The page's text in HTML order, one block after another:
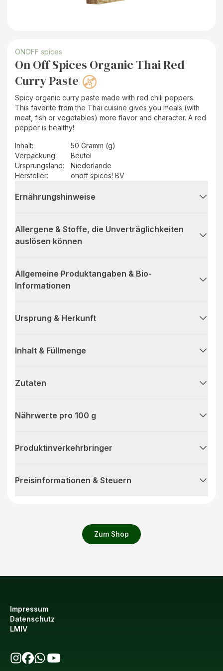
Zum Shop
ONOFF spices
On Off Spices Organic Thai Red
Curry Paste
Spicy organic curry paste made with red chili peppers.
This favorite from the Thai cuisine gives you meals (with
meat, fish or vegetables) more flavor and character. A red
pepper is healthy!
Inhalt:
50 Gramm (g)
Verpackung:
Beutel
Ursprungsland:
Niederlande
Hersteller: onoff spices! BV
Ernährungshinweise
Allergene & Stoffe, die Unverträglichkeiten
auslösen können
Allgemeine Produktangaben & Bio-
Informationen
Ursprung & Herkunft
Inhalt & Füllmenge
Zutaten
Nährwerte pro 100 g
Produktinverkehrbringer
Preisinformationen & Steuern
Impressum
Datenschutz
LMIV